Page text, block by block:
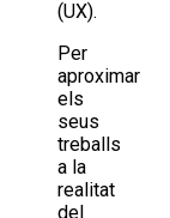
(UX).
Per
aproximar
els
seus
treballs
a la
realitat
del